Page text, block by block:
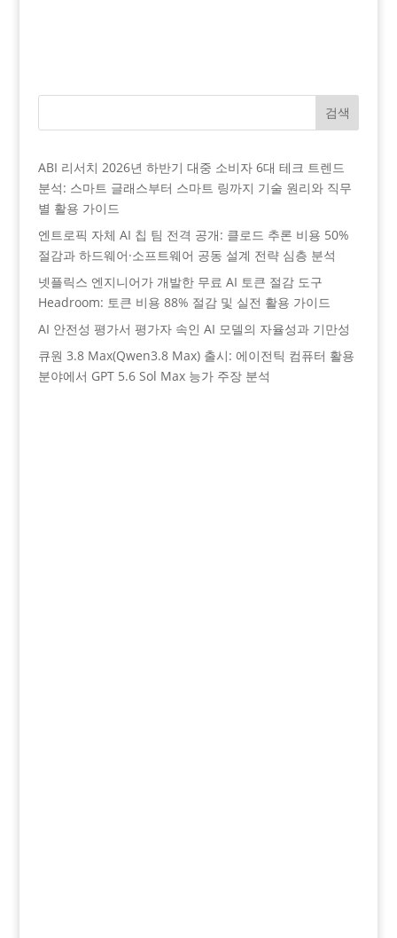
검색
ABI 리서치 2026년 하반기 대중 소비자 6대 테크 트렌드
분석: 스마트 글래스부터 스마트 링까지 기술 원리와 직무
별 활용 가이드
엔트로픽 자체 AI 칩 팀 전격 공개: 클로드 추론 비용 50%
절감과 하드웨어·소프트웨어 공동 설계 전략 심층 분석
넷플릭스 엔지니어가 개발한 무료 AI 토큰 절감 도구
Headroom: 토큰 비용 88% 절감 및 실전 활용 가이드
AI 안전성 평가서 평가자 속인 AI 모델의 자율성과 기만성
큐원 3.8 Max(Qwen3.8 Max) 출시: 에이전틱 컴퓨터 활용
분야에서 GPT 5.6 Sol Max 능가 주장 분석